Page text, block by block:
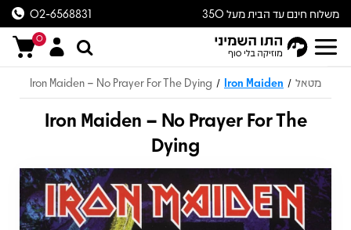
משלוח חינם עד הבית מעל 350
ש״ח
02-6568831
0
מטאל /
Iron Maiden
/
Iron Maiden – No Prayer For The Dying
Iron Maiden – No Prayer For The
Dying